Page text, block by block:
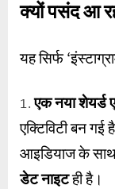
क्यों पसंद आ
यह सिर्फ
एक नया शेयर्ड
एक्टिविटी बन
आइडियाज के साथ
डेट नाइटही है।